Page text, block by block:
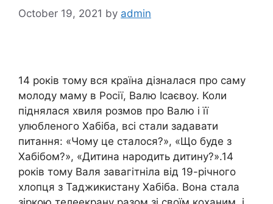
October 19, 2021 by admin
14 років тому вся країна дізналася про саму
молоду маму в Росії, Валю Ісаєвоу. Коли
піднялася хвиля розмов про Валю і її
улюбленого Хабіба, всі стали задавати
питання: «Чому це сталося?», «Що буде з
Хабібом?», «Дитина народить дитину?».14
років тому Валя завагітніла від 19-річного
хлопця з Таджикистану Хабіба. Вона стала